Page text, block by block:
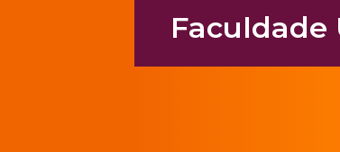
Faculdade